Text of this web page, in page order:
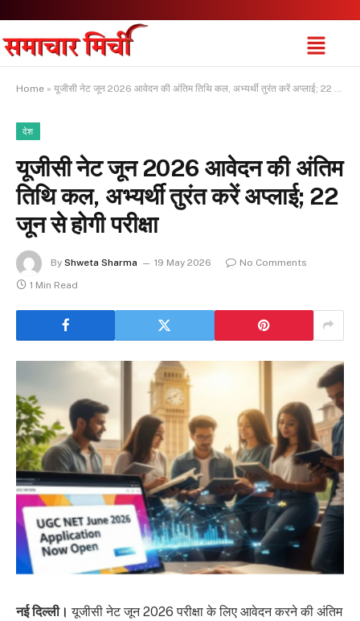
Home » यूजीसी नेट जून 2026 आवेदन की अंतिम तिथि कल, अभ्यर्थी तुरंत करें अप्लाई; 22 जून से होगी परीक्षा
देश
यूजीसी नेट जून 2026 आवेदन की अंतिम
तिथि कल, अभ्यर्थी तुरंत करें अप्लाई; 22
जून से होगी परीक्षा
By Shweta Sharma 19 May 2026
No Comments
1 Min Read
नई दिल्ली।यूजीसी नेट जून 2026 परीक्षा के लिए आवेदन करने की अंतिम